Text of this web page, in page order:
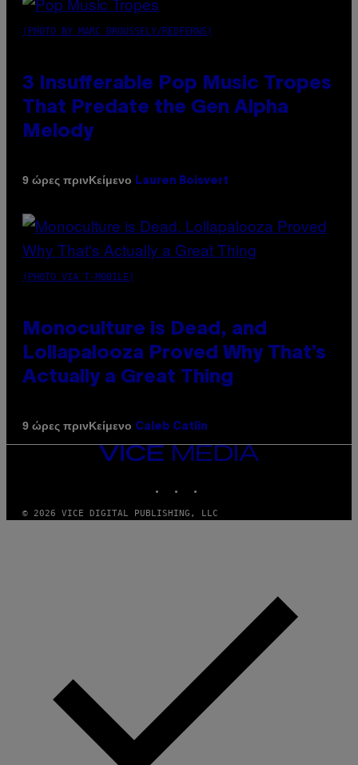
(PHOTO BY MARC BROUSSELY/REDFERNS)
3 Insufferable Pop Music Tropes
That Predate the Gen Alpha
Melody
9 ώρες πρινΚείμενο Lauren Boisvert
(PHOTO VIA T-MOBILE)
Monoculture is Dead, and
Lollapalooza Proved Why That’s
Actually a Great Thing
9 ώρες πρινΚείμενο Caleb Catlin
VICE
MEDIA
© 2026 VICE DIGITAL PUBLISHING, LLC